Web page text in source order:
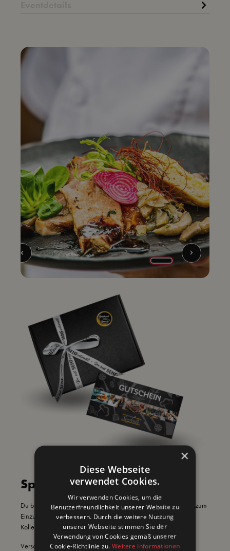
Spaß. Kochen. Schlemmen.
Du bist auf der Suche nach einem Geschenk zu Weihnachten, zum
Einzug oder einer Aufmerksamkeit für deine Freunde oder
Kollegen?
Verschenke einen unvergesslichen Moment: Genieße die
×
Diese Webseite
verwendet Cookies.
Wir verwenden Cookies, um die
Benutzerfreundlichkeit unserer Website zu
verbessern. Durch die weitere Nutzung
unserer Webseite stimmen Sie der
Verwendung von Cookies gemäß unserer
Cookie-Richtlinie zu.Weitere Informationen